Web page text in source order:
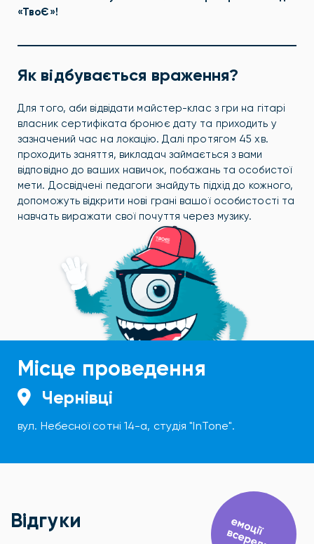
«ТвоЄ»!
Як відбувається враження?
Для того, аби відвідати майстер-клас з гри на гітарі
власник сертифіката бронює дату та приходить у
зазначений час на локацію. Далі протягом 45 хв.
проходить заняття, викладач займається з вами
відповідно до ваших навичок, побажань та особистої
мети. Досвідчені педагоги знайдуть підхід до кожного,
допоможуть відкрити нові грані вашої особистості та
навчать виражати свої почуття через музику.
Місце проведення
Чернівці
вул. Небесної сотні 14-а, студія "InTone".
Відгуки